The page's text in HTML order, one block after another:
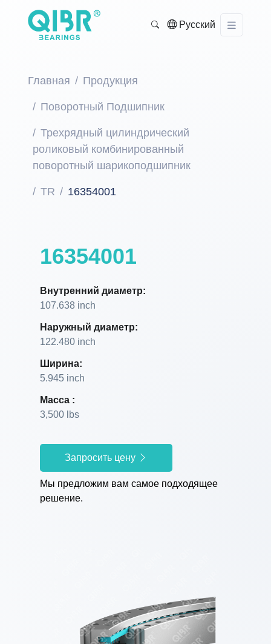
Русский
Главная Продукция
Поворотный Подшипник
Трехрядный цилиндрический
роликовый комбинированный
поворотный шарикоподшипник
TR 16354001
16354001
Внутренний диаметр:
107.638 inch
Наружный диаметр:
122.480 inch
Ширина:
5.945 inch
Масса :
3,500 lbs
Запросить цену
Мы предложим вам самое подходящее
решение.